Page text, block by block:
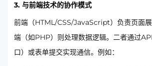
3. 与前端技术的协作模式
前端（HTML/CSS/JavaScript）负责页面
端（如PHP）则处理数据逻辑。二者通过
口）或表单提交实现通信。例如：